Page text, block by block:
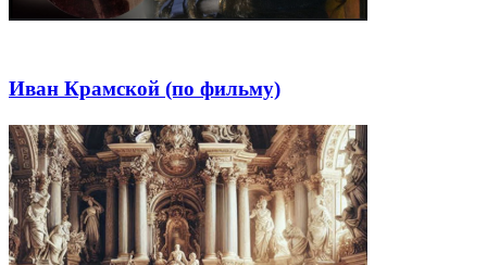
Иван Крамской (по фильму)